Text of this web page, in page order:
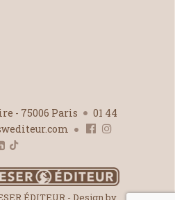
- 75006 Paris
01 44
ÉDITEUR - Design by